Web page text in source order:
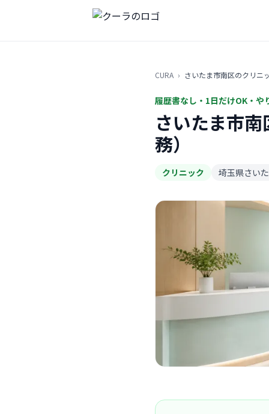
CURA › さいたま市南区のクリニ
履歴書なし・1日だけOK・や
さいたま市
務）
クリニック 埼玉県さい